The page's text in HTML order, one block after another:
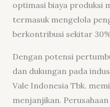
optimasi biaya produksi
termasuk mengelola
berkontribusi sekitar
Dengan potensi
dan dukungan pada
Vale Indonesia Tbk.
menjanjikan.